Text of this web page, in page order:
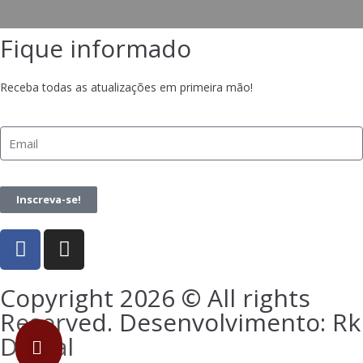
Fique informado
Receba todas as atualizações em primeira mão!
Inscreva-se!
Copyright 2026 © All rights
Reserved. Desenvolvimento: Rk
Digital